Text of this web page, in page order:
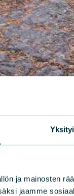
ja mainosten
jaamme